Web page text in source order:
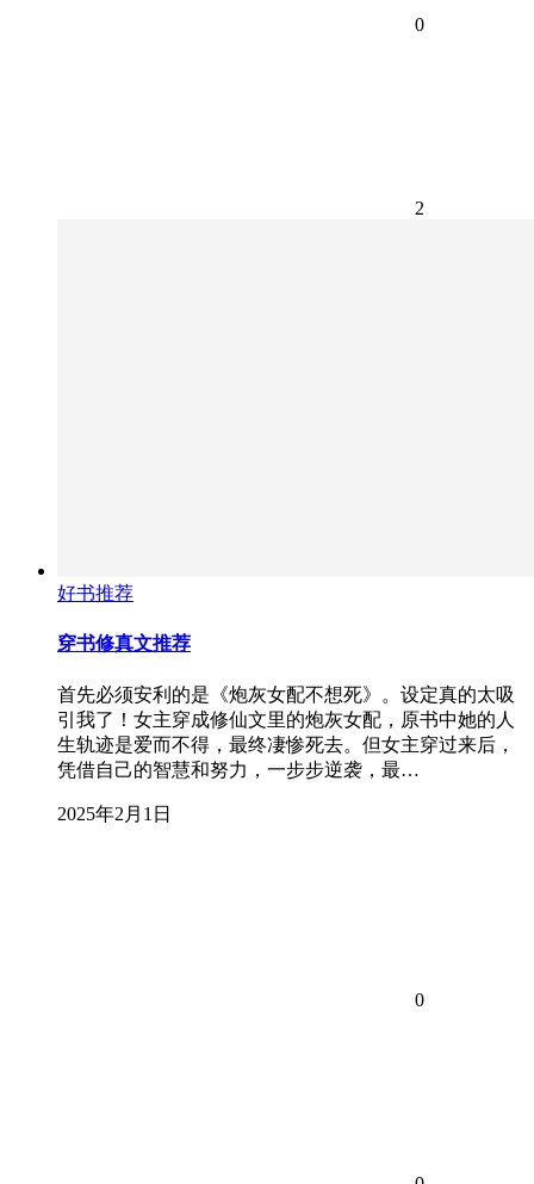
0
2
好书推荐
穿书修真文推荐
首先必须安利的是《炮灰女配不想死》。设定真的太吸
引我了！女主穿成修仙文里的炮灰女配，原书中她的人
生轨迹是爱而不得，最终凄惨死去。但女主穿过来后，
凭借自己的智慧和努力，一步步逆袭，最…
2025年2月1日
0